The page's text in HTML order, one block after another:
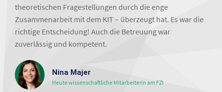
theoretischen Fragestellungen durch die enge
Zusammenarbeit mit dem KIT – überzeugt hat. Es war die
richtige Entscheidung! Auch die Betreuung war
zuverlässig und kompetent.
Nina Majer
Heute wissenschaftliche Mitarbeiterin am FZI